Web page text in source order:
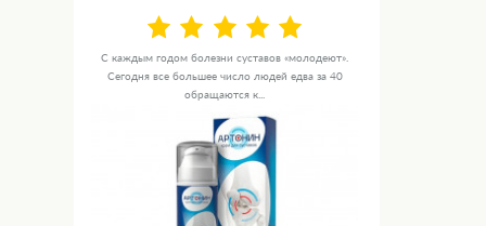
С каждым годом болезни суставов «молодеют».
Сегодня все большее число людей едва за 40
обращаются к...